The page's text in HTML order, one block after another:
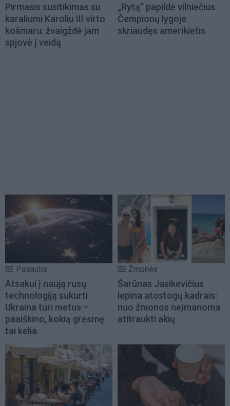
Pirmasis susitikimas su
karaliumi Karoliu III virto
košmaru: žvaigždė jam
spjovė į veidą
„Rytą“ papildė vilniečius
Čempionų lygoje
skriaudęs amerikietis
Pasaulis
Atsakui į naują rusų
technologiją sukurti
Ukraina turi metus –
paaiškino, kokią grėsmę
tai kelia
Žmonės
Šarūnas Jasikevičius
lepina atostogų kadrais:
nuo žmonos neįmanoma
atitraukti akių